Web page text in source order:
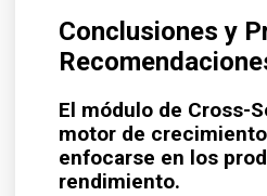
Conclusiones y
El módulo de Cross-
motor de
enfocarse en los
rendimiento.